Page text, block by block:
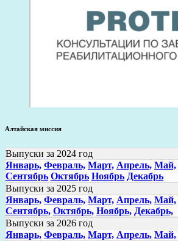
Алтайская миссия
Выпуски за 2024 год
Январь, Февраль, Март, Апрель, Май,
Сентябрь Октябрь Ноябрь Декабрь
Выпуски за 2025 год
Январь, Февраль, Март, Апрель, Май,
Сентябрь, Октябрь, Ноябрь, Декабрь,
Выпуски за 2026 год
Январь, Февраль, Март, Апрель, Май,